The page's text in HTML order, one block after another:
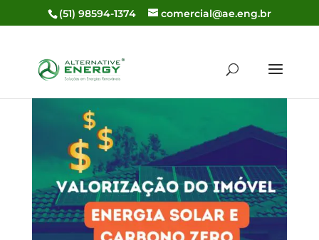
(51) 98594-1374 comercial@ae.eng.br